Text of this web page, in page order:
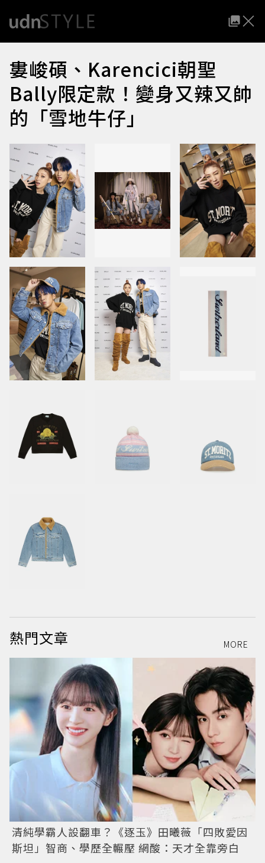
婁峻碩、Karencici朝聖
Bally限定款！變身又辣又帥
的「雪地牛仔」
熱門文章 MORE
清純學霸人設翻車？《逐玉》田曦薇「四敗愛因
斯坦」智商、學歷全輾壓 網酸：天才全靠旁白